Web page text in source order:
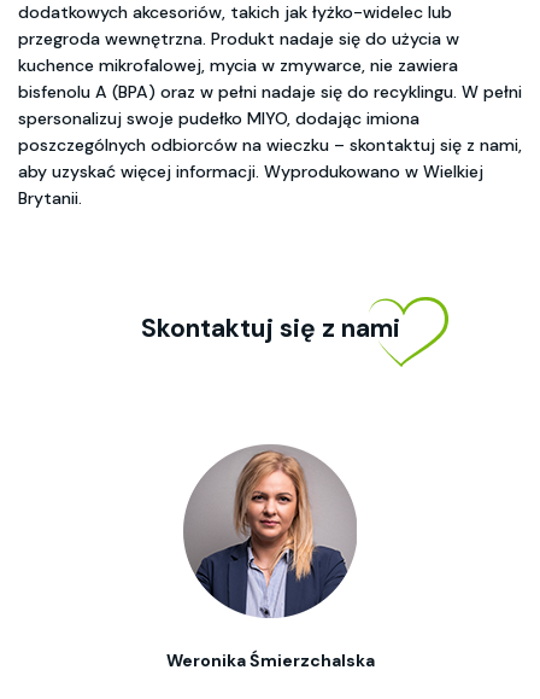
dodatkowych akcesoriów, takich jak łyżko-widelec lub
przegroda wewnętrzna. Produkt nadaje się do użycia w
kuchence mikrofalowej, mycia w zmywarce, nie zawiera
bisfenolu A (BPA) oraz w pełni nadaje się do recyklingu. W pełni
spersonalizuj swoje pudełko MIYO, dodając imiona
poszczególnych odbiorców na wieczku – skontaktuj się z nami,
aby uzyskać więcej informacji. Wyprodukowano w Wielkiej
Brytanii.
Skontaktuj się z nami
Weronika Śmierzchalska